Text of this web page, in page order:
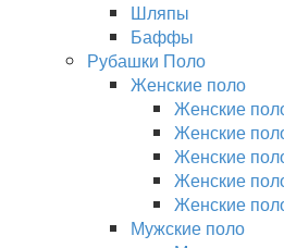
Шляпы
Баффы
Рубашки Поло
Женские поло
Женские
Женские
Женские
Женские
Женские
Мужские поло